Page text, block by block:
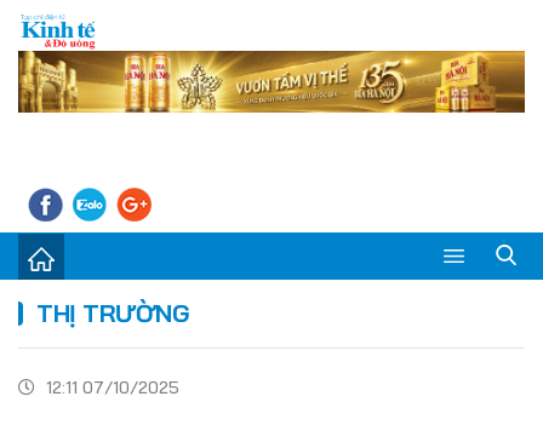
Kinh tế - Tiêu dùng
Đời sống
THỊ TRƯỜNG
12:11 07/10/2025